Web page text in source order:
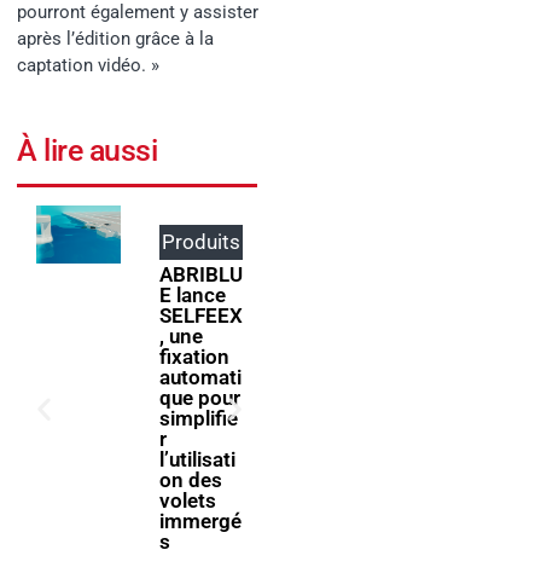
pourront également y assister
après l’édition grâce à la
captation vidéo. »
À lire aussi
Produits
ABRIBLU
E lance
SELFEEX
, une
fixation
automati
que pour
simplifie
r
l’utilisati
on des
volets
immergé
s